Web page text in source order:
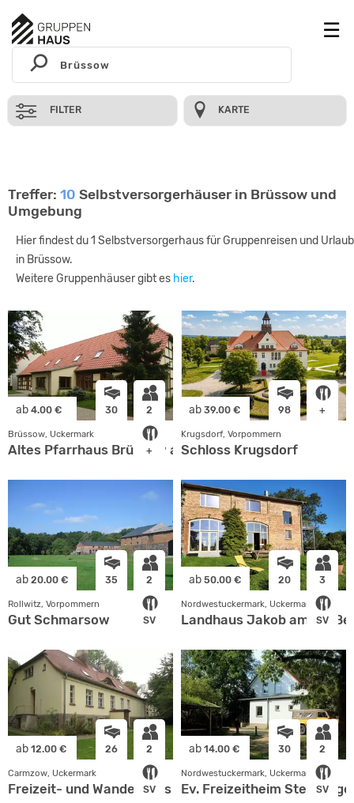
FILTER KARTE
Treffer: 10 Selbstversorgerhäuser in Brüssow und
Umgebung
Hier findest du 1 Selbstversorgerhaus für Gruppenreisen und Urlaub
in Brüssow.
Weitere Gruppenhäuser gibt es hier.
ab 4.00 € 30 2
+
Brüssow, Uckermark
Altes Pfarrhaus Brüssow am See
ab 39.00 € 98 +
Krugsdorf, Vorpommern
Schloss Krugsdorf
ab 20.00 € 35 2
SV
Rollwitz, Vorpommern
Gut Schmarsow
ab 50.00 € 20 3
SV
Nordwestuckermark, Uckermark
Landhaus Jakob am
ab 12.00 € 26 2
SV
Carmzow, Uckermark
Freizeit- und Wanderhaus Carmzow
ab 14.00 € 30 2
SV
Nordwestuckermark, Uckermark
Ev. Freizeitheim